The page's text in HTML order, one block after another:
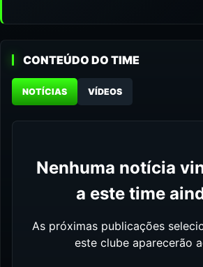
CONTEÚDO DO TIME
NOTÍCIAS VÍDEOS
Nenhuma notícia
a este time
As próximas publicações
este clube aparecerão